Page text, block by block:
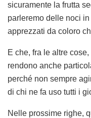
sicuramente la frutta
parleremo delle noci
apprezzati da coloro
E che, fra le altre
rendono anche
perché non sempre
di chi ne fa uso tutti i
Nelle prossime righe,